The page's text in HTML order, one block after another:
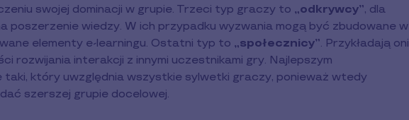
swojej dominacji w grupie. Trzeci typ graczy to „odkrywcy”, dla
poszerzenie wiedzy. W ich przypadku wyzwania mogą być zbudowane w
elementy e-learningu. Ostatni typ to „społecznicy”. Przykładają oni
rozwijania interakcji z innymi uczestnikami gry. Najlepszym
taki, który uwzględnia wszystkie sylwetki graczy, ponieważ wtedy
szerszej grupie docelowej.